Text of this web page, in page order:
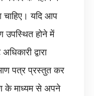
चाहिए। यदि आप
उपस्थित होने में
द्वारा
पत्र प्रस्तुत कर
के माध्यम से अपने